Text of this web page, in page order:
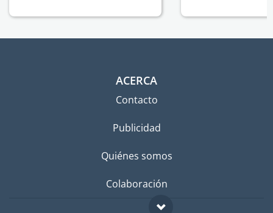
ACERCA
Contacto
Publicidad
Quiénes somos
Colaboración